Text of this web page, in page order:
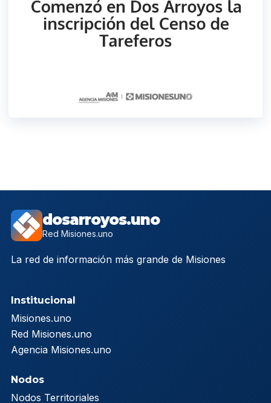
dosarroyos.uno
Red Misiones.uno
La red de información más grande de Misiones
Institucional
Misiones.uno
Red Misiones.uno
Agencia Misiones.uno
Nodos
Nodos Territoriales